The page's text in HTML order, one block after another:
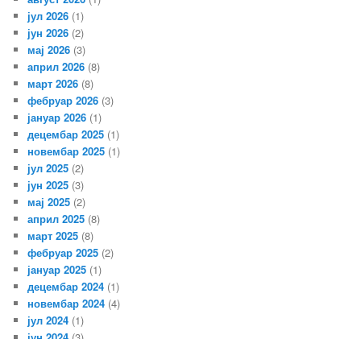
јул 2026 (1)
јун 2026 (2)
мај 2026 (3)
април 2026 (8)
март 2026 (8)
фебруар 2026 (3)
јануар 2026 (1)
децембар 2025 (1)
новембар 2025 (1)
јул 2025 (2)
јун 2025 (3)
мај 2025 (2)
април 2025 (8)
март 2025 (8)
фебруар 2025 (2)
јануар 2025 (1)
децембар 2024 (1)
новембар 2024 (4)
јул 2024 (1)